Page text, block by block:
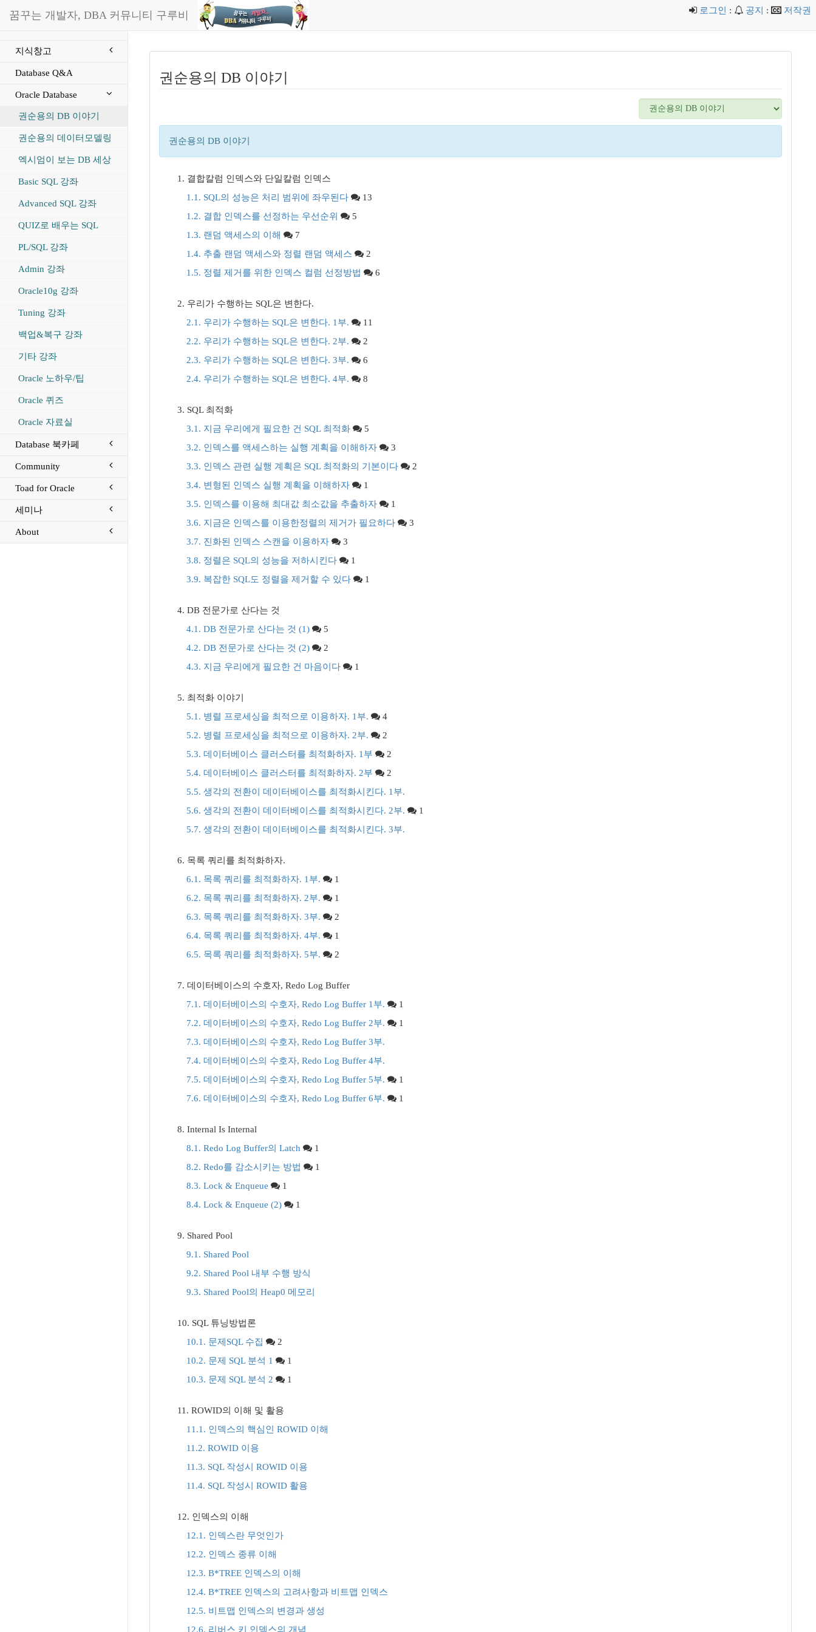
꿈꾸는 개발자, DBA 커뮤니티 구루비 로그인 : 공지 : 저작권
지식창고
Database Q&A
Oracle Database
권순용의 DB 이야기
권순용의 데이터모델링
엑시엄이 보는 DB 세상
Basic SQL 강좌
Advanced SQL 강좌
QUIZ로 배우는 SQL
PL/SQL 강좌
Admin 강좌
Oracle10g 강좌
Tuning 강좌
백업&복구 강좌
기타 강좌
Oracle 노하우/팁
Oracle 퀴즈
Oracle 자료실
Database 북카페
Community
Toad for Oracle
세미나
About
권순용의 DB 이야기
권순용의 DB 이야기
1. 결합칼럼 인덱스와 단일칼럼 인덱스
1.1. SQL의 성능은 처리 범위에 좌우된다
13
1.2. 결합 인덱스를 선정하는 우선순위 5
1.3. 랜덤 액세스의 이해 7
1.4. 추출 랜덤 액세스와 정렬 랜덤 액세스 2
1.5. 정렬 제거를 위한 인덱스 컬럼 선정방법 6
2. 우리가 수행하는 SQL은 변한다.
2.1. 우리가 수행하는 SQL은 변한다. 1부.
11
2.2. 우리가 수행하는 SQL은 변한다. 2부. 2
2.3. 우리가 수행하는 SQL은 변한다. 3부. 6
2.4. 우리가 수행하는 SQL은 변한다. 4부. 8
3. SQL 최적화
3.1. 지금 우리에게 필요한 건 SQL 최적화
5
3.2. 인덱스를 액세스하는 실행 계획을 이해하자 3
3.3. 인덱스 관련 실행 계획은 SQL 최적화의 기본이다 2
3.4. 변형된 인덱스 실행 계획을 이해하자 1
3.5. 인덱스를 이용해 최대값 최소값을 추출하자 1
3.6. 지금은 인덱스를 이용한정렬의 제거가 필요하다 3
3.7. 진화된 인덱스 스캔을 이용하자 3
3.8. 정렬은 SQL의 성능을 저하시킨다 1
3.9. 복잡한 SQL도 정렬을 제거할 수 있다 1
4. DB 전문가로 산다는 것
4.1. DB 전문가로 산다는 것 (1)
5
4.2. DB 전문가로 산다는 것 (2) 2
4.3. 지금 우리에게 필요한 건 마음이다 1
5. 최적화 이야기
5.1. 병렬 프로세싱을 최적으로 이용하자. 1부.
4
5.2. 병렬 프로세싱을 최적으로 이용하자. 2부. 2
5.3. 데이터베이스 클러스터를 최적화하자. 1부 2
5.4. 데이터베이스 클러스터를 최적화하자. 2부 2
5.5. 생각의 전환이 데이터베이스를 최적화시킨다. 1부.
5.6. 생각의 전환이 데이터베이스를 최적화시킨다. 2부.
1
5.7. 생각의 전환이 데이터베이스를 최적화시킨다. 3부.
6. 목록 쿼리를 최적화하자.
6.1. 목록 쿼리를 최적화하자. 1부.
1
6.2. 목록 쿼리를 최적화하자. 2부. 1
6.3. 목록 쿼리를 최적화하자. 3부. 2
6.4. 목록 쿼리를 최적화하자. 4부. 1
6.5. 목록 쿼리를 최적화하자. 5부. 2
7. 데이터베이스의 수호자, Redo Log Buffer
7.1. 데이터베이스의 수호자, Redo Log Buffer 1부.
1
7.2. 데이터베이스의 수호자, Redo Log Buffer 2부. 1
7.3. 데이터베이스의 수호자, Redo Log Buffer 3부.
7.4. 데이터베이스의 수호자, Redo Log Buffer 4부.
7.5. 데이터베이스의 수호자, Redo Log Buffer 5부.
1
7.6. 데이터베이스의 수호자, Redo Log Buffer 6부. 1
8. Internal Is Internal
8.1. Redo Log Buffer의 Latch
1
8.2. Redo를 감소시키는 방법 1
8.3. Lock & Enqueue 1
8.4. Lock & Enqueue (2) 1
9. Shared Pool
9.1. Shared Pool
9.2. Shared Pool 내부 수행 방식
9.3. Shared Pool의 Heap0 메모리
10. SQL 튜닝방법론
10.1. 문제SQL 수집
2
10.2. 문제 SQL 분석 1 1
10.3. 문제 SQL 분석 2 1
11. ROWID의 이해 및 활용
11.1. 인덱스의 핵심인 ROWID 이해
11.2. ROWID 이용
11.3. SQL 작성시 ROWID 이용
11.4. SQL 작성시 ROWID 활용
12. 인덱스의 이해
12.1. 인덱스란 무엇인가
12.2. 인덱스 종류 이해
12.3. B*TREE 인덱스의 이해
12.4. B*TREE 인덱스의 고려사항과 비트맵 인덱스
12.5. 비트맵 인덱스의 변경과 생성
12.6. 리버스 키 인덱스의 개념